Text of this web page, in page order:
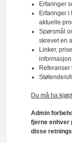
Erfaringer
Erfaringer i
aktuelle
Spørsmål
skrevet en
Linker,
Referanser
Støtende/
Du må ha
Admin
fjerne enhver
disse